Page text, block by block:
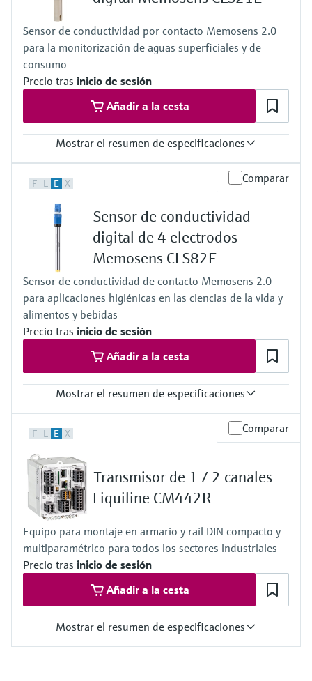
Presión de proceso
13 bar a 20 °C (188 psi a 68 °F)
9 bar a 120 °C (130 psi a 248 °F)
Sensor de conductividad por contacto Memosens 2.0
para la monitorización de aguas superficiales y de
consumo
Precio tras inicio de sesión
Añadir a la cesta
Mostrar el resumen de especificaciones
k=1: 10 µS/cm a 20 mS/cm
–20 a 135 °C a 3,5 bar abs
(–4 a 275 °F a 50 psi)
Presión de proceso
17 bar abs a 20 °C
(246 psi a 68 °F)
F L E X Comparar
Sensor de conductividad
digital de 4 electrodos
Memosens CLS82E
Sensor de conductividad de contacto Memosens 2.0
para aplicaciones higiénicas en las ciencias de la vida y
alimentos y bebidas
Precio tras inicio de sesión
Añadir a la cesta
Mostrar el resumen de especificaciones
1 µS/cm a 500 mS/cm
–5 a 120 °C (23 a 248 °F)
Esterilización: máx. 140 °C a 6 bar durante máx. 45 min
(Máx. 284 °F a 87 psi durante máx. 45 min)
Presión de proceso
17 bar abs. a 20 °C (247 psi a 68 °F)
9 bar abs. a 120 °C (131 psi a 248 °F)
F L E X Comparar
Transmisor de 1 / 2 canales
Liquiline CM442R
Equipo para montaje en armario y raíl DIN compacto y
multiparamétrico para todos los sectores industriales
Precio tras inicio de sesión
Añadir a la cesta
Mostrar el resumen de especificaciones